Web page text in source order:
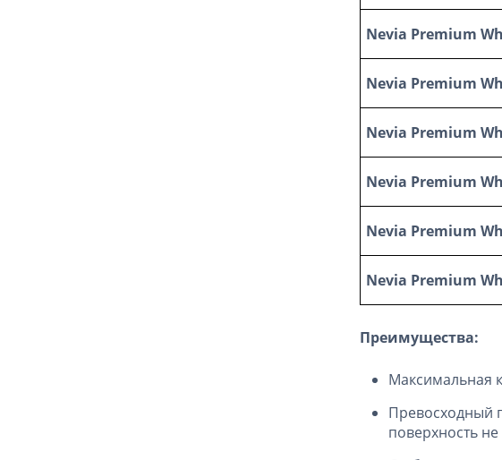
Nevia Premium
Nevia Premium
Nevia Premium
Nevia Premium
Nevia Premium
Nevia Premium
Преимущества:
Максимальная
Превосходный
поверхность не